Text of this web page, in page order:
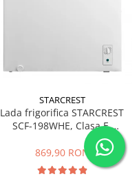
STARCREST
Lada frigorifica STARCREST
SCF-198WHE, Clasa E,
Capacitate 198L, Sistem
convertibil - functie frigider,
Termostat reglabil, Alb
869,90 RON